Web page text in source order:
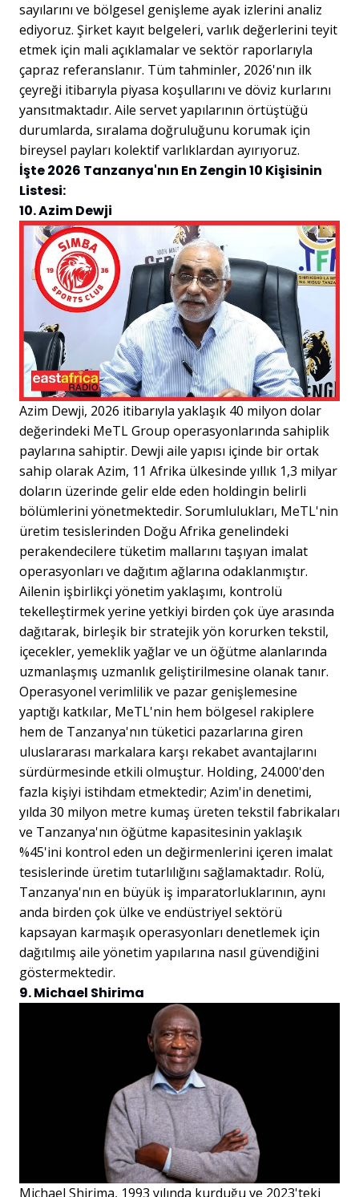
sayılarını ve bölgesel genişleme ayak izlerini analiz
ediyoruz. Şirket kayıt belgeleri, varlık değerlerini teyit
etmek için mali açıklamalar ve sektör raporlarıyla
çapraz referanslanır. Tüm tahminler, 2026'nın ilk
çeyreği itibarıyla piyasa koşullarını ve döviz kurlarını
yansıtmaktadır. Aile servet yapılarının örtüştüğü
durumlarda, sıralama doğruluğunu korumak için
bireysel payları kolektif varlıklardan ayırıyoruz.
İşte 2026 Tanzanya'nın En Zengin 10 Kişisinin
Listesi:
10. Azim Dewji
Azim Dewji, 2026 itibarıyla yaklaşık 40 milyon dolar
değerindeki MeTL Group operasyonlarında sahiplik
paylarına sahiptir. Dewji aile yapısı içinde bir ortak
sahip olarak Azim, 11 Afrika ülkesinde yıllık 1,3 milyar
doların üzerinde gelir elde eden holdingin belirli
bölümlerini yönetmektedir. Sorumlulukları, MeTL'nin
üretim tesislerinden Doğu Afrika genelindeki
perakendecilere tüketim mallarını taşıyan imalat
operasyonları ve dağıtım ağlarına odaklanmıştır.
Ailenin işbirlikçi yönetim yaklaşımı, kontrolü
tekelleştirmek yerine yetkiyi birden çok üye arasında
dağıtarak, birleşik bir stratejik yön korurken tekstil,
içecekler, yemeklik yağlar ve un öğütme alanlarında
uzmanlaşmış uzmanlık geliştirilmesine olanak tanır.
Operasyonel verimlilik ve pazar genişlemesine
yaptığı katkılar, MeTL'nin hem bölgesel rakiplere
hem de Tanzanya'nın tüketici pazarlarına giren
uluslararası markalara karşı rekabet avantajlarını
sürdürmesinde etkili olmuştur. Holding, 24.000'den
fazla kişiyi istihdam etmektedir; Azim'in denetimi,
yılda 30 milyon metre kumaş üreten tekstil fabrikaları
ve Tanzanya'nın öğütme kapasitesinin yaklaşık
%45'ini kontrol eden un değirmenlerini içeren imalat
tesislerinde üretim tutarlılığını sağlamaktadır. Rolü,
Tanzanya'nın en büyük iş imparatorluklarının, aynı
anda birden çok ülke ve endüstriyel sektörü
kapsayan karmaşık operasyonları denetlemek için
dağıtılmış aile yönetim yapılarına nasıl güvendiğini
göstermektedir.
9. Michael Shirima
Michael Shirima, 1993 yılında kurduğu ve 2023'teki